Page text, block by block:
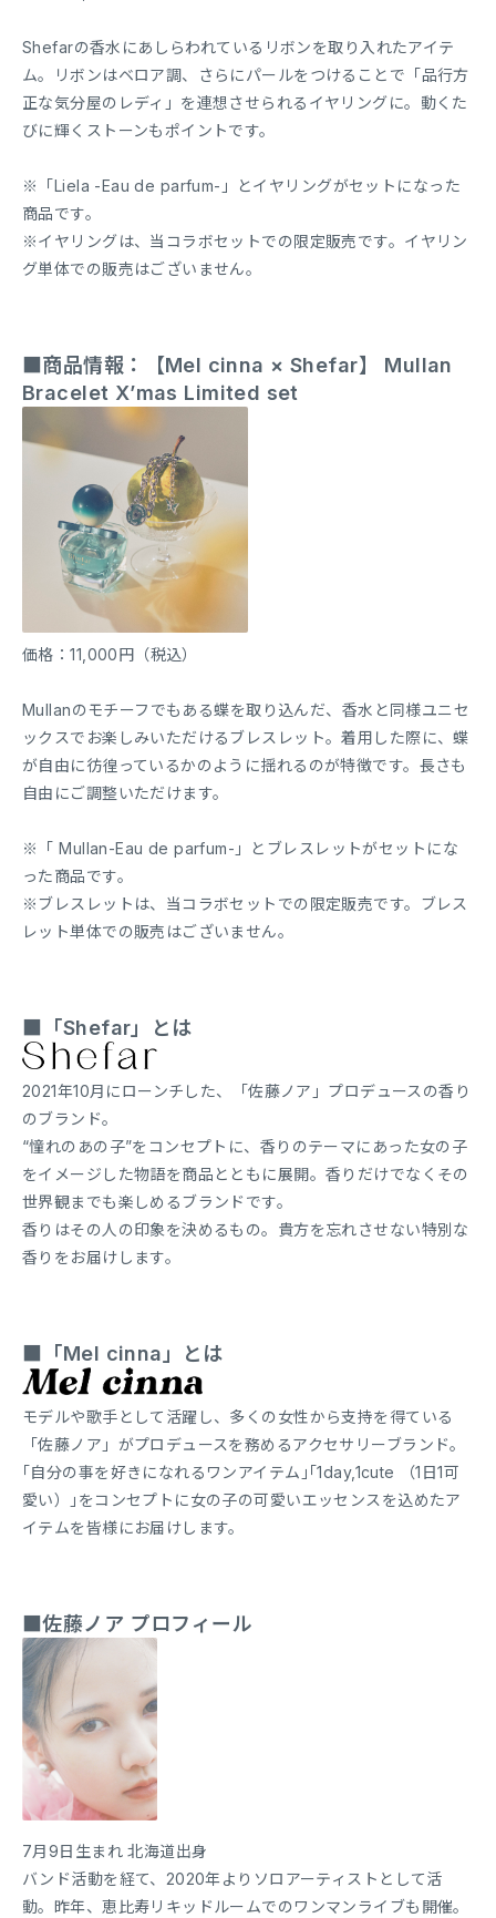
Shefarの香水にあしらわれているリボンを取り入れたアイテ
ム。リボンはベロア調、さらにパールをつけることで「品行方
正な気分屋のレディ」を連想させられるイヤリングに。動くた
びに輝くストーンもポイントです。
※「Liela -Eau de parfum-」とイヤリングがセットになった
商品です。
※イヤリングは、当コラボセットでの限定販売です。イヤリン
グ単体での販売はございません。
■商品情報：【Mel cinna × Shefar】 Mullan
Bracelet X’mas Limited set
価格：11,000円（税込）
Mullanのモチーフでもある蝶を取り込んだ、香水と同様ユニセ
ックスでお楽しみいただけるブレスレット。着用した際に、蝶
が自由に彷徨っているかのように揺れるのが特徴です。長さも
自由にご調整いただけます。
※「 Mullan-Eau de parfum-」とブレスレットがセットにな
った商品です。
※ブレスレットは、当コラボセットでの限定販売です。ブレス
レット単体での販売はございません。
■「Shefar」とは
2021年10月にローンチした、「佐藤ノア」プロデュースの香り
のブランド。
“憧れのあの子”をコンセプトに、香りのテーマにあった女の子
をイメージした物語を商品とともに展開。香りだけでなくその
世界観までも楽しめるブランドです。
香りはその人の印象を決めるもの。貴方を忘れさせない特別な
香りをお届けします。
■「Mel cinna」とは
モデルや歌手として活躍し、多くの女性から支持を得ている
「佐藤ノア」がプロデュースを務めるアクセサリーブランド。
｢自分の事を好きになれるワンアイテム｣｢1day,1cute （1日1可
愛い）｣をコンセプトに女の子の可愛いエッセンスを込めたア
イテムを皆様にお届けします。
■佐藤ノア プロフィール
7月9日生まれ 北海道出身
バンド活動を経て、2020年よりソロアーティストとして活
動。昨年、恵比寿リキッドルームでのワンマンライブも開催。